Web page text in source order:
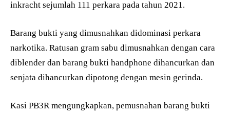
inkracht sejumlah 111 perkara pada tahun 2021.
Barang bukti yang dimusnahkan didominasi perkara
narkotika. Ratusan gram sabu dimusnahkan dengan cara
diblender dan barang bukti handphone dihancurkan dan
senjata dihancurkan dipotong dengan mesin gerinda.
Kasi PB3R mengungkapkan, pemusnahan barang bukti